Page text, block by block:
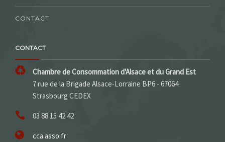
CONTACT
CONTACT
Chambre de Consommation d'Alsace et du Grand Est
7 rue de la Brigade Alsace-Lorraine BP6 - 67064
Strasbourg CEDEX
03 88 15 42 42
cca.asso.fr